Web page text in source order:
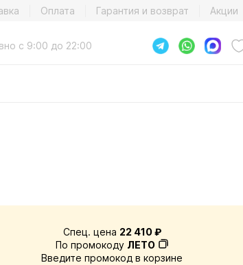
Оплата Гарантия и возврат Акции
с 9:00 до 22:00
Спец. цена 22 410 ₽
По промокоду ЛЕТО
Введите промокод в корзине